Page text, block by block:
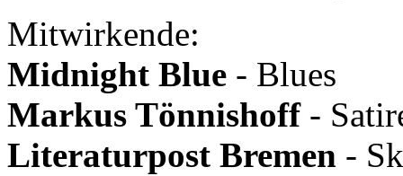
Mitwirkende:
Midnight Blue - Blues
Markus Tönnishoff-
Literaturpost Bremen -